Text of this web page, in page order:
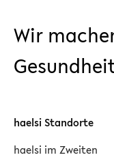
Wir
haelsi Standorte
haelsi im Zweiten